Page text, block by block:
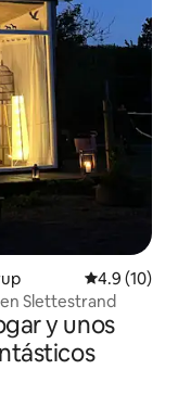
Calificación
4.9 (10)
Slettestrand
y unos